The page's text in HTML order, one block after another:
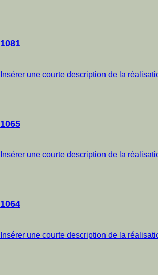
1081
Insérer une courte description de la
1065
Insérer une courte description de la
1064
Insérer une courte description de la